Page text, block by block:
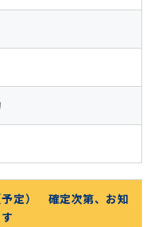
定） 確定次第、お知